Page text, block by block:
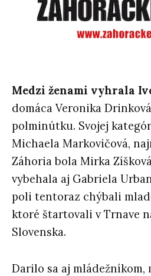
Medzi ženami vyhrala
domáca Veronika
polminútku. Svojej
Michaela Markovičová,
Záhoria bola Mirka
vybehala aj Gabriela
poli tentoraz chýbali
ktoré štartovali v Trnave
Slovenska.
Darilo sa aj mládežníkom,